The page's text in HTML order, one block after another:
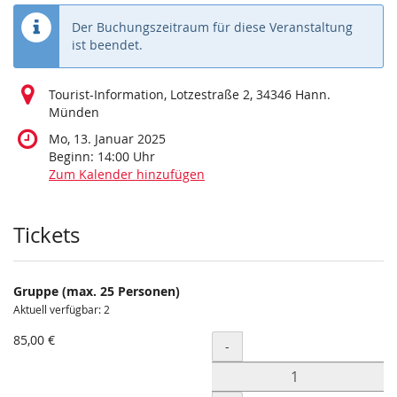
Der Buchungszeitraum für diese Veranstaltung
ist beendet.
Tourist-Information, Lotzestraße 2, 34346 Hann.
Münden
Mo, 13. Januar 2025
Beginn: 14:00 Uhr
Zum Kalender hinzufügen
Produkte
Tickets
Gruppe (max. 25 Personen)
Aktuell verfügbar: 2
85,00 € Menge
-